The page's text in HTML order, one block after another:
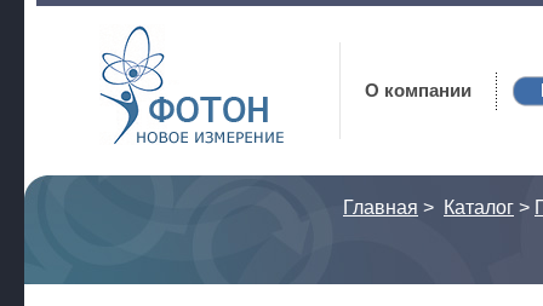
Фотон
О компании
Главная > Каталог >